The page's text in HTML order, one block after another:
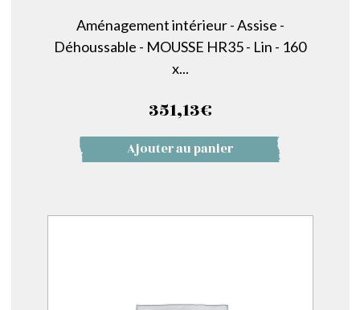
Aménagement intérieur - Assise -
Déhoussable - MOUSSE HR35 - Lin - 160
x...
351,13€
Ajouter au panier